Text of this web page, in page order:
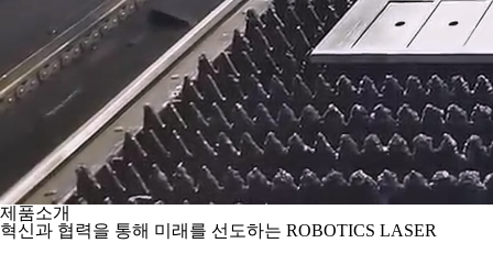
제품소개
혁신과 협력을 통해 미래를 선도하는 ROBOTICS LASER